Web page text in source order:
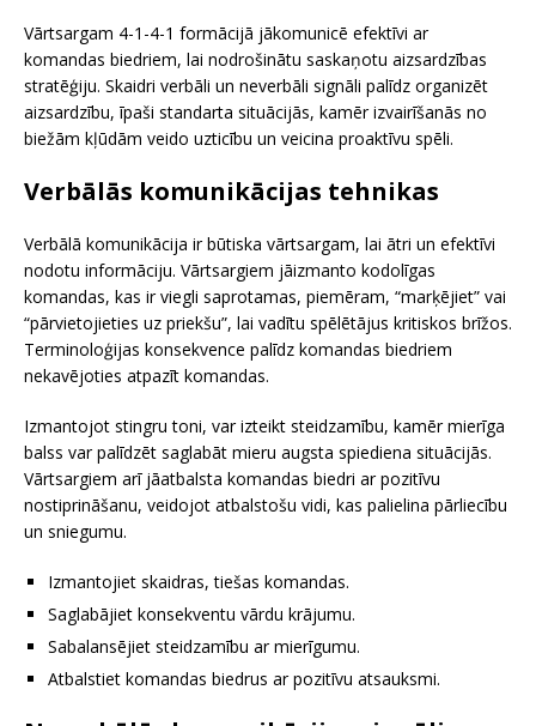
Vārtsargam 4-1-4-1 formācijā jākomunicē efektīvi ar
komandas biedriem, lai nodrošinātu saskaņotu aizsardzības
stratēģiju. Skaidri verbāli un neverbāli signāli palīdz organizēt
aizsardzību, īpaši standarta situācijās, kamēr izvairīšanās no
biežām kļūdām veido uzticību un veicina proaktīvu spēli.
Verbālās komunikācijas tehnikas
Verbālā komunikācija ir būtiska vārtsargam, lai ātri un efektīvi
nodotu informāciju. Vārtsargiem jāizmanto kodolīgas
komandas, kas ir viegli saprotamas, piemēram, “marķējiet” vai
“pārvietojieties uz priekšu”, lai vadītu spēlētājus kritiskos brīžos.
Terminoloģijas konsekvence palīdz komandas biedriem
nekavējoties atpazīt komandas.
Izmantojot stingru toni, var izteikt steidzamību, kamēr mierīga
balss var palīdzēt saglabāt mieru augsta spiediena situācijās.
Vārtsargiem arī jāatbalsta komandas biedri ar pozitīvu
nostiprināšanu, veidojot atbalstošu vidi, kas palielina pārliecību
un sniegumu.
Izmantojiet skaidras, tiešas komandas.
Saglabājiet konsekventu vārdu krājumu.
Sabalansējiet steidzamību ar mierīgumu.
Atbalstiet komandas biedrus ar pozitīvu atsauksmi.